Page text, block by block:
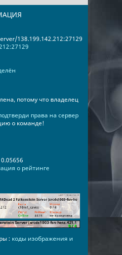
138.199.142.212:27129
потому что владелец
права на сервер
о команде!
о рейтинге
: коды изображения и